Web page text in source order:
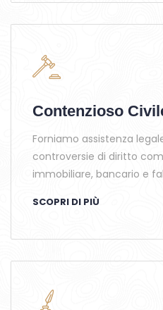
Contenzioso
Forniamo assistenza
controversie di diritto
immobiliare, bancario e
SCOPRI DI PIÙ